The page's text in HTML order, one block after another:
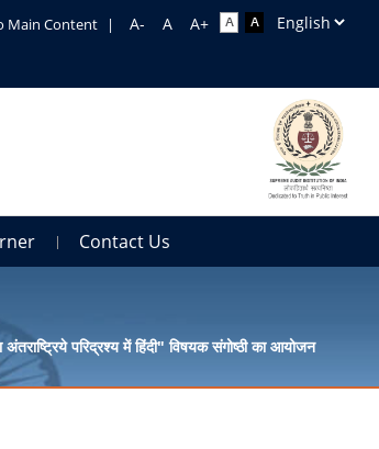
Main Content |
Contact Us
परिद्रश्य में हिंदी" विषयक संगोष्ठी का आयोजन